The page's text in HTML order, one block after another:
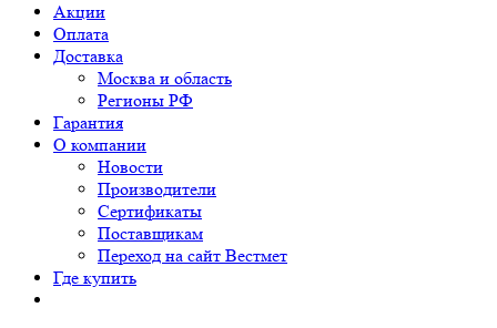
Акции
Оплата
Доставка
Москва и область
Регионы РФ
Гарантия
О компании
Новости
Производители
Сертификаты
Поставщикам
Переход на сайт Вестмет
Где купить